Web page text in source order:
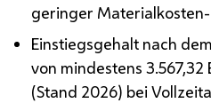
geringer
Einstiegsgehalt nach
von mindestens
(Stand 2026) bei